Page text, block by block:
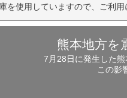
を使用していますので、ご利
熊本地方を
7月28日に発生した
この影